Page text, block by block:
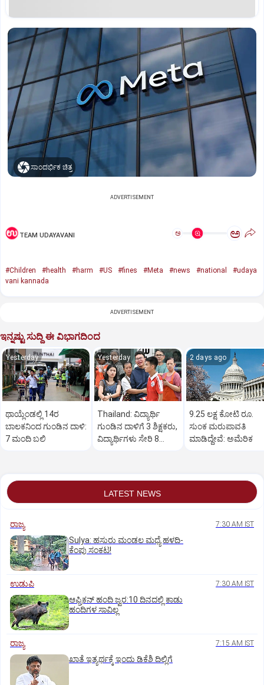
ಸಾಂದರ್ಭಿಕ ಚಿತ್ರ
ADVERTISEMENT
TEAM UDAYAVANI ಅ ಅ
#Children #health #harm #US #fines #Meta #news #national
#udaya
vani kannada
ADVERTISEMENT
ಇನ್ನಷ್ಟು ಸುದ್ದಿ ಈ ವಿಭಾಗದಿಂದ
Yesterday
ಥಾಯ್ಲೆಂಡಲ್ಲಿ 14ರ
ಬಾಲಕನಿಂದ ಗುಂಡಿನ ದಾಳಿ:
7 ಮಂದಿ ಬಲಿ
Yesterday
Thailand: ವಿದ್ಯಾರ್ಥಿ
ಗುಂಡಿನ ದಾಳಿಗೆ 3 ಶಿಕ್ಷಕರು,
ವಿದ್ಯಾರ್ಥಿಗಳು ಸೇರಿ 8
2 days ago
9.25 ಲಕ್ಷ ಕೋಟಿ ರೂ.
ಸುಂಕ ಮರುಪಾವತಿ
ಮಾಡಿದ್ದೇವೆ: ಅಮೆರಿಕ
LATEST NEWS
ರಾಜ್ಯ 7:30 AM IST
Sulya: ಹಸುರು ಮಂಡಲ ಮಧ್ಯೆ ಹಳದಿ-
ಕೆಂಪು ಸಂಕಟ!
ಉಡುಪಿ 7:30 AM IST
ಆಫ್ರಿಕನ್‌ ಹಂದಿ ಜ್ವರ:10 ದಿನದಲ್ಲಿ ಕಾಡು
ಹಂದಿಗಳ ಸಾವಿಲ್ಲ
ರಾಜ್ಯ 7:15 AM IST
ಖಾತೆ ಇತ್ಯರ್ಥಕ್ಕೆ ಇಂದು ಡಿಕೆಶಿ ದಿಲ್ಲಿಗೆ